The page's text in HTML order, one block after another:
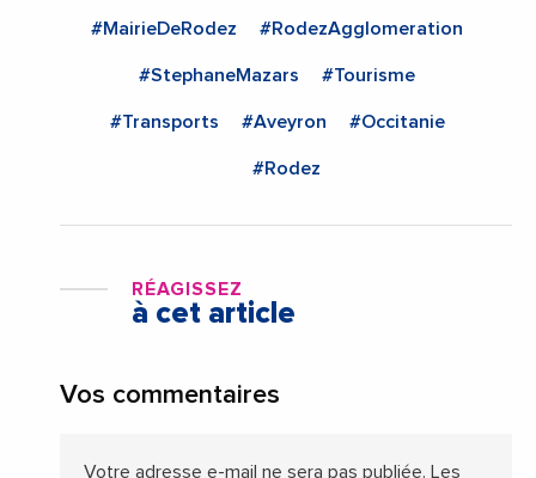
#MairieDeRodez #RodezAgglomeration
#StephaneMazars #Tourisme
#Transports #Aveyron #Occitanie
#Rodez
RÉAGISSEZ
à cet article
Vos commentaires
Votre adresse e-mail ne sera pas publiée. Les